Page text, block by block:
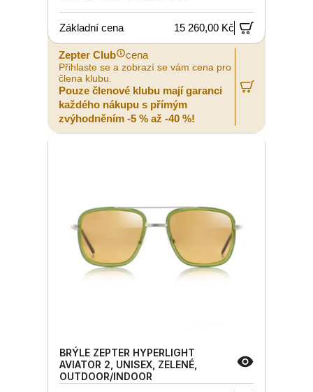
Základní cena 15 260,00 Kč
Zepter Club cena
Přihlaste se a zobrazí se vám cena pro
člena klubu.
Pouze členové klubu mají garanci
každého nákupu s přímým
zvýhodněním -5 % až -40 %!
BRÝLE ZEPTER HYPERLIGHT
AVIATOR 2, UNISEX, ZELENÉ,
OUTDOOR/INDOOR